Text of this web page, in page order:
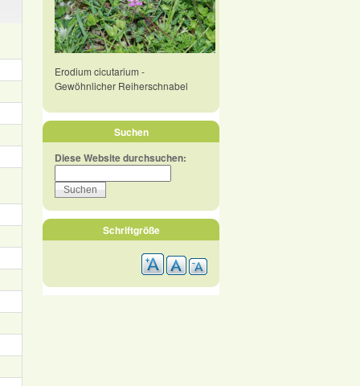
Erodium cicutarium -
Gewöhnlicher Reiherschnabel
Suchen
Diese Website durchsuchen:
Schriftgröße